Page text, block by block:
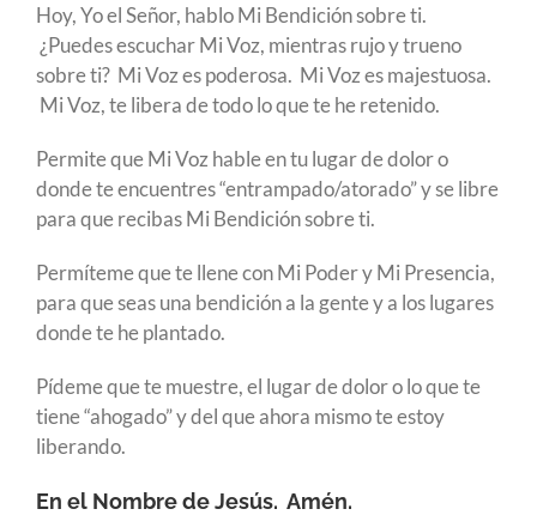
Hoy, Yo el Señor, hablo Mi Bendición sobre ti.
¿Puedes escuchar Mi Voz, mientras rujo y trueno
sobre ti? Mi Voz es poderosa. Mi Voz es majestuosa.
Mi Voz, te libera de todo lo que te he retenido.
Permite que Mi Voz hable en tu lugar de dolor o
donde te encuentres “entrampado/atorado” y se libre
para que recibas Mi Bendición sobre ti.
Permíteme que te llene con Mi Poder y Mi Presencia,
para que seas una bendición a la gente y a los lugares
donde te he plantado.
Pídeme que te muestre, el lugar de dolor o lo que te
tiene “ahogado” y del que ahora mismo te estoy
liberando.
En el Nombre de Jesús. Amén.